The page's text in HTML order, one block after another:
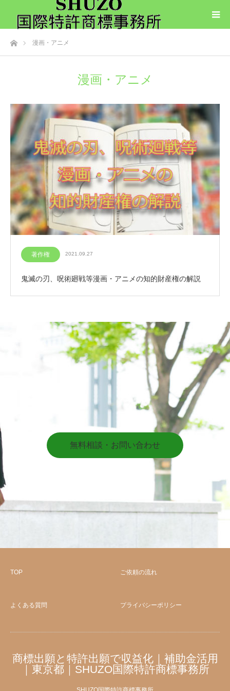
ホーム漫画・アニメ
漫画・アニメ
著作権 2021.09.27
鬼滅の刃、呪術廻戦等漫画・アニメの知的財産権の解説
無料相談・お問い合わせ
TOP ご依頼の流れ
よくある質問 プライバシーポリシー
商標出願と特許出願で収益化｜補助金活用
｜東京都｜SHUZO国際特許商標事務所